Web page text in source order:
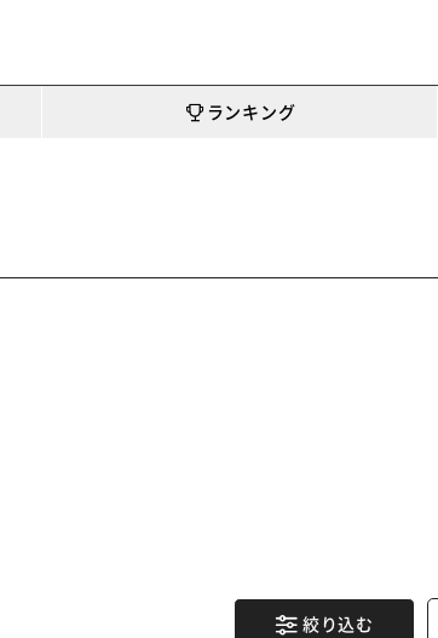
ランキング
絞り込む